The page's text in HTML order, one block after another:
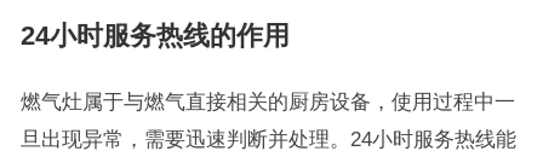
24小时服务热线的作用
燃气灶属于与燃气直接相关的厨房设备，使用过程中一
旦出现异常，需要迅速判断并处理。24小时服务热线能